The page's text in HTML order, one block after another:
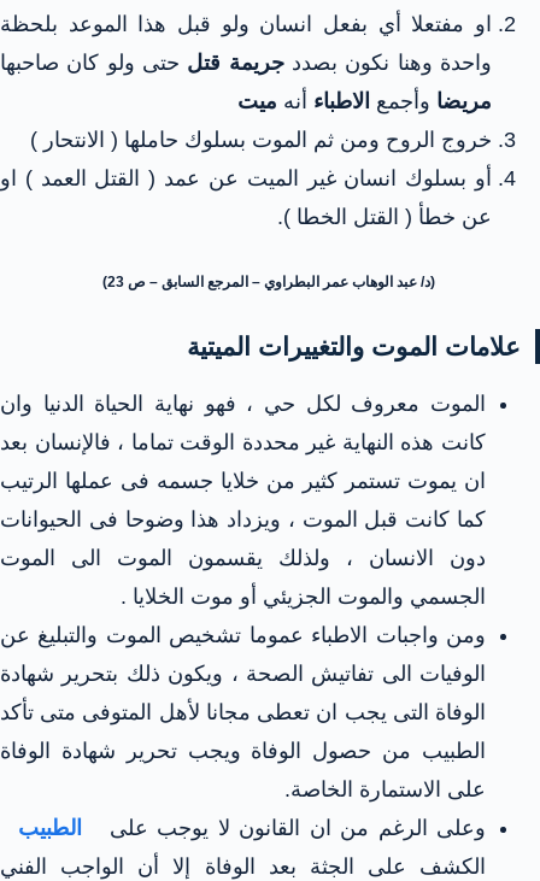
او مفتعلا أي بفعل انسان ولو قبل هذا الموعد بلحظة
واحدة وهنا نكون بصددجريمة قتل حتى ولو كان صاحبها
مريضا وأجمع الاطباء أنه ميت
خروج الروح ومن ثم الموت بسلوك حاملها ( الانتحار )
أو بسلوك انسان غير الميت عن عمد ( القتل العمد ) او
عن خطأ ( القتل الخطا ).
(د/ عبد الوهاب عمر البطراوي – المرجع السابق – ص 23)
علامات الموت والتغييرات الميتية
الموت معروف لكل حي ، فهو نهاية الحياة الدنيا وان
كانت هذه النهاية غير محددة الوقت تماما ، فالإنسان بعد
ان يموت تستمر كثير من خلايا جسمه فى عملها الرتيب
كما كانت قبل الموت ، ويزداد هذا وضوحا فى الحيوانات
دون الانسان ، ولذلك يقسمون الموت الى الموت
الجسمي والموت الجزيئي أو موت الخلايا .
ومن واجبات الاطباء عموما تشخيص الموت والتبليغ عن
الوفيات الى تفاتيش الصحة ، ويكون ذلك بتحرير شهادة
الوفاة التى يجب ان تعطى مجانا لأهل المتوفى متى تأكد
الطبيب من حصول الوفاة ويجب تحرير شهادة الوفاة
على الاستمارة الخاصة.
وعلى الرغم من ان القانون لا يوجب على
الطبيب
الكشف على الجثة بعد الوفاة إلا أن الواجب الفني